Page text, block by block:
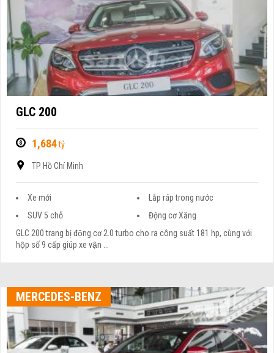
GLC 200
1,684tỷ
TP Hồ Chí Minh
Xe mới
Lắp ráp trong nước
SUV 5 chỗ
Động cơ Xăng
GLC 200 trang bị động cơ 2.0 turbo cho ra công suất 181 hp, cùng với
hộp số 9 cấp giúp xe vận ...
MERCEDES-BENZ